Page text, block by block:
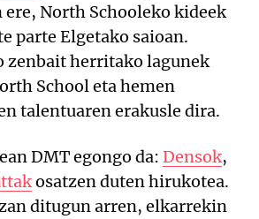
ere, North Schooleko kideek
parte Elgetako saioan.
zenbait herritako lagunek
School eta hemen
talentuaren erakusle dira.
DMT egongo da: Densok,
osatzen duten hirukotea.
ditugun arren, elkarrekin